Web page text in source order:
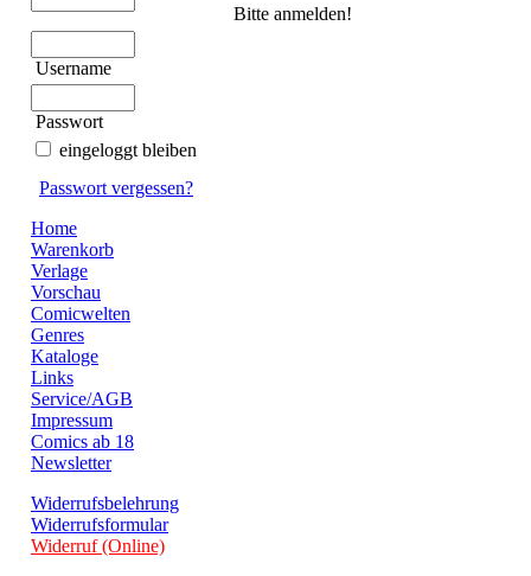
Username
Passwort
eingeloggt bleiben
Passwort vergessen?
Home
Warenkorb
Verlage
Vorschau
Comicwelten
Genres
Kataloge
Links
Service/AGB
Impressum
Comics ab 18
Newsletter
Widerrufsbelehrung
Widerrufsformular
Widerruf (Online)
Bitte anmelden!